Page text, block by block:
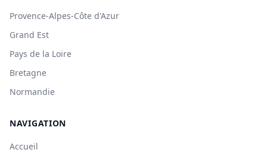
Provence-Alpes-Côte d'Azur
Grand Est
Pays de la Loire
Bretagne
Normandie
NAVIGATION
Accueil